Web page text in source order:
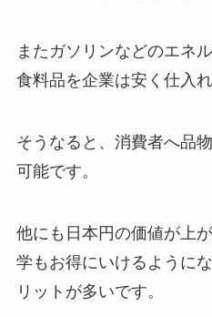
またガソリンなどのエネ
食料品を企業は安く仕入れ
そうなると、消費者へ品
可能です。
他にも日本円の価値が上
学もお得にいけるように
リットが多いです。